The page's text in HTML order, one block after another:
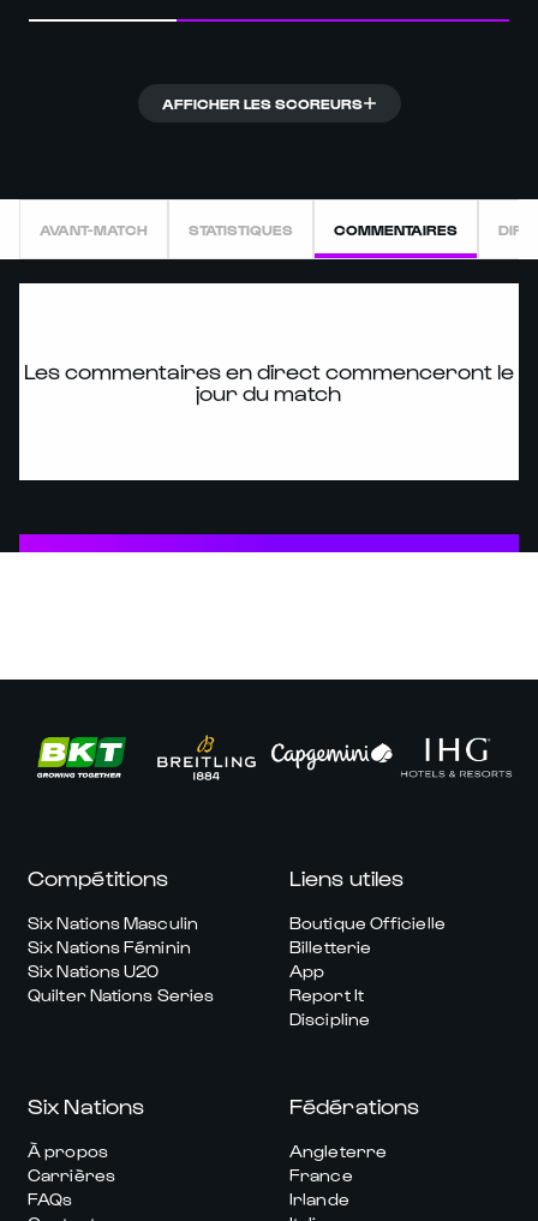
AFFICHER LES SCOREURS
AVANT-MATCH STATISTIQUES COMMENTAIRES
Les commentaires en direct commenceront le
jour du match
Compétitions
Six Nations Masculin
Six Nations Féminin
Six Nations U20
Quilter Nations Series
Liens utiles
Boutique Officielle
Billetterie
App
Report It
Discipline
Six Nations
À propos
Carrières
FAQs
Fédérations
Angleterre
France
Irlande